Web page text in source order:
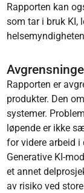
Rapporten kan
som tar i bruk KI,
Rapporten er
produkter. Den
systemer.
løpende er ikke
for videre arbeid i
Generative KI-
et annet
av risiko ved